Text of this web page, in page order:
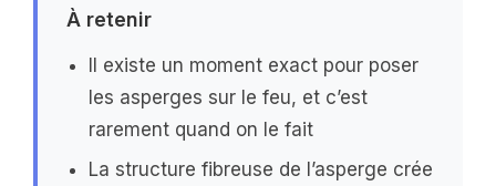
À retenir
Il existe un moment exact pour poser
les asperges sur le feu, et c’est
rarement quand on le fait
La structure fibreuse de l’asperge crée